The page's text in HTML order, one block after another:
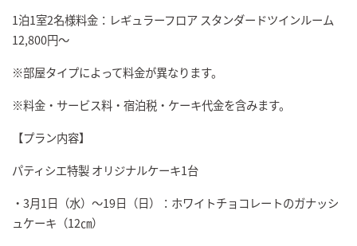
1泊1室2名様料金：レギュラーフロア スタンダードツインルーム
12,800円～
※部屋タイプによって料金が異なります。
※料金・サービス料・宿泊税・ケーキ代金を含みます。
【プラン内容】
パティシエ特製 オリジナルケーキ1台
・3月1日（水）～19日（日）：ホワイトチョコレートのガナッシ
ュケーキ（12㎝）